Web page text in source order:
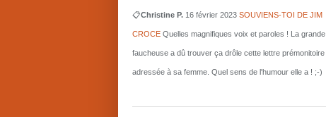
📋Christine P. 16 février 2023 SOUVIENS-TOI DE JIM
CROCE Quelles magnifiques voix et paroles ! La grande
faucheuse a dû trouver ça drôle cette lettre prémonitoire
adressée à sa femme. Quel sens de l'humour elle a ! ;-)